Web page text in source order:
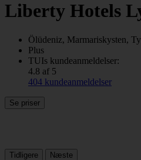
Liberty Hotels
Ölüdeniz, Marmariskysten,
Plus
TUIs kundeanmeldelser:
4.8 af 5
404 kundeanmeldelser
Se priser
Tidligere
Næste